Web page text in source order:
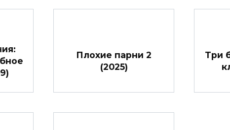
Плохие парни 2
(2025)
Три